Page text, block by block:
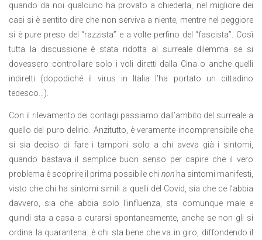
quando da noi qualcuno ha provato a chiederla, nel migliore dei
casi si è sentito dire che non serviva a niente, mentre nel peggiore
si è pure preso del “razzista” e a volte perfino del “fascista”. Così
tutta la discussione è stata ridotta al surreale dilemma se si
dovessero controllare solo i voli diretti dalla Cina o anche quelli
indiretti (dopodiché il virus in Italia l’ha portato un cittadino
tedesco…).
Con il rilevamento dei contagi passiamo dall’ambito del surreale a
quello del puro delirio. Anzitutto, è veramente incomprensibile che
si sia deciso di fare i tamponi solo a chi aveva già i sintomi,
quando bastava il semplice buon senso per capire che il vero
problema è scoprire il prima possibile chi non ha sintomi manifesti,
visto che chi ha sintomi simili a quelli del Covid, sia che ce l’abbia
davvero, sia che abbia solo l’influenza, sta comunque male e
quindi sta a casa a curarsi spontaneamente, anche se non gli si
ordina la quarantena: è chi sta bene che va in giro, diffondendo il